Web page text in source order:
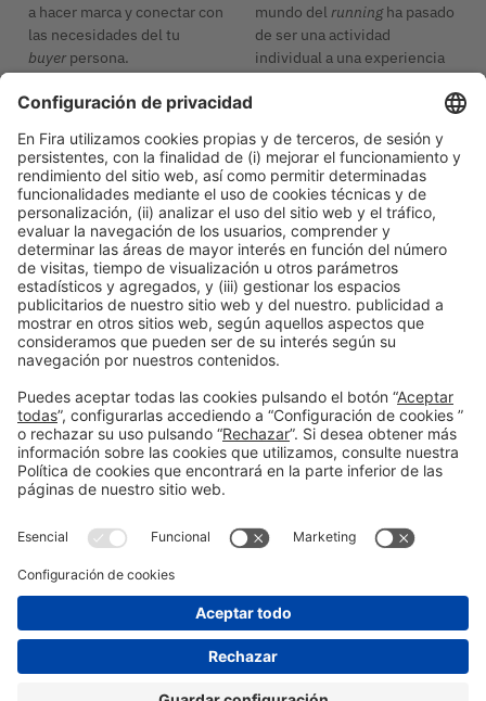
a hacer marca y conectar con
las necesidades del tu
buyerpersona.
3. Comunica con fuerza:
olvida el
Como comunicamos dice
mucho de nosotros. Las
palabras generan
percepciones y pueden hacer
que tu marca pase
desapercibida o que impacte
directamente a tus clientes.
Una de las mayores fortalezas
que tiene una marca es el
tono de voz.
mundo delrunningha pasado
de ser una actividad
individual a una experiencia
formar parte de una
comunidad, el uso de
tecnología para medir el
rendimiento y consumir
productos que reflejen un
estilo de vida consciente. Tu
marca tiene que responder a
las nuevas prioridades
sociales.
Publicación anterior
¿Escuchas a tus clientes para mejorar tu negocio? La
importancia de la experiencia de usuario
Siguiente
Internet de las cosas: la herramienta perfecta para
impulsar tu negocio